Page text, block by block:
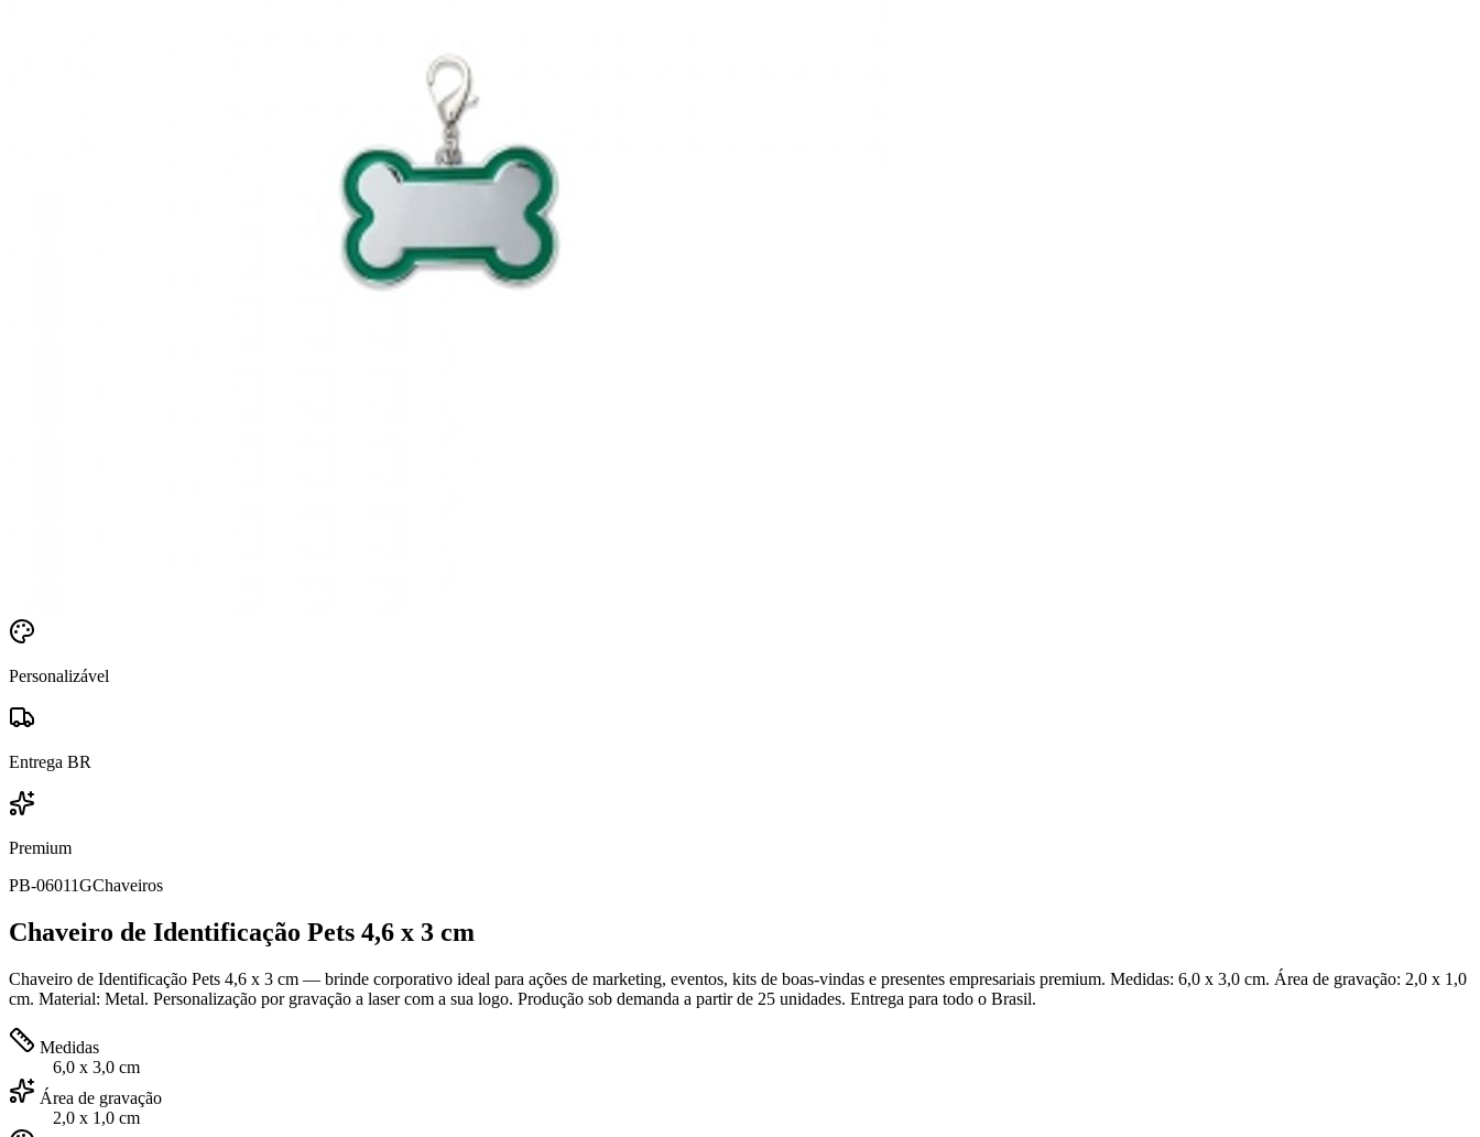
Personalizável
Entrega BR
Premium
PB-06011GChaveiros
Chaveiro de Identificação Pets 4,6 x 3 cm
Chaveiro de Identificação Pets 4,6 x 3 cm — brinde corporativo ideal para ações de marketing, eventos, kits de boas-vindas e presentes empresariais premium. Medidas: 6,0 x 3,0 cm. Área de gravação: 2,0 x 1,0
cm. Material: Metal. Personalização por gravação a laser com a sua logo. Produção sob demanda a partir de 25 unidades. Entrega para todo o Brasil.
Medidas
6,0 x 3,0 cm
Área de gravação
2,0 x 1,0 cm